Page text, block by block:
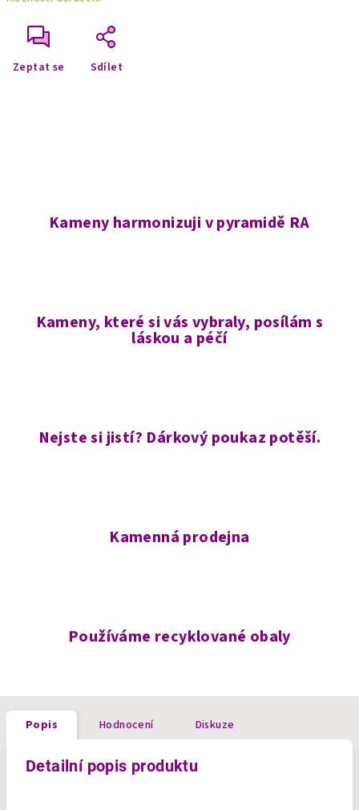
Zeptat se Sdílet
Kameny harmonizuji v pyramidě RA
Kameny, které si vás vybraly, posílám s
láskou a péčí
Nejste si jistí? Dárkový poukaz potěší.
Kamenná prodejna
Používáme recyklované obaly
Popis Hodnocení Diskuze
Detailní popis produktu